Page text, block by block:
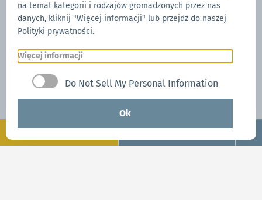
na temat kategorii i rodzajów gromadzonych przez nas
danych, kliknij "Więcej informacji" lub przejdź do naszej
Polityki prywatności.
Więcej informacji
Do Not Sell My Personal Information
Ok
Konfiguruj
Zapytaj